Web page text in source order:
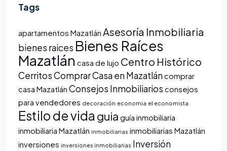
Tags
apartamentos Mazatlán Asesoría Inmobiliaria
bienes raices Bienes Raíces
Mazatlán casa de lujo Centro Histórico
CerritosComprar Casa en Mazatláncomprar
casa Mazatlán Consejos Inmobiliarios consejos
para vendedores decoración economia el economista
Estilo de vida guia guía inmobiliaria
inmobiliaria Mazatlán inmobiliarias inmobiliarias Mazatlán
inversiones inversiones inmobiliarias Inversión